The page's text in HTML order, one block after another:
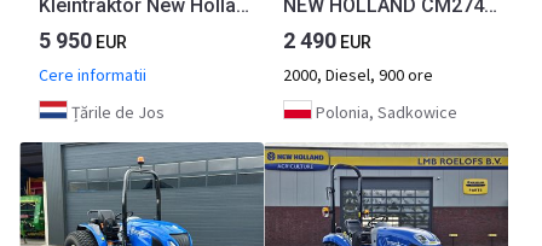
Kleintraktor New Holland TC18D
5 950 EUR
Cere informatii
Țările de Jos
NEW HOLLAND CM274, low hours, 27PS, 4x4
2 490 EUR
2000, Diesel, 900 ore
Polonia, Sadkowice